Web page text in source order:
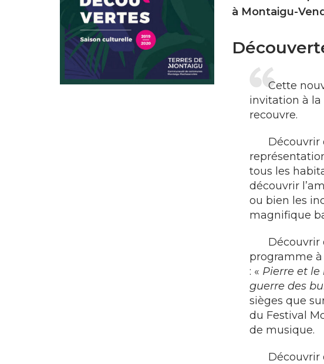
à Montaigu-
Cette
invitation à la
recouvre.
Découvrir
tous les
découvrir
ou bien les
magnifique
Découvrir
programme
: « Pierre et le
guerre des
sièges que
du Festival
de musique.
Découvrir